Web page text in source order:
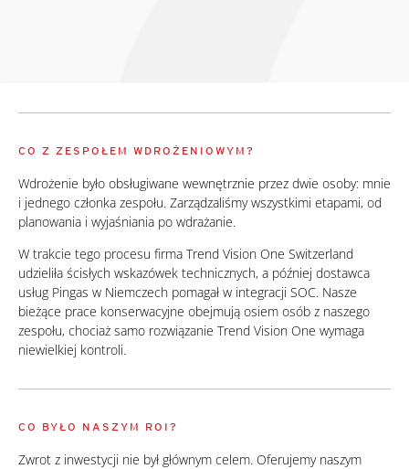
CO Z ZESPOŁEM WDROŻENIOWYM?
Wdrożenie było obsługiwane wewnętrznie przez dwie osoby: mnie
i jednego członka zespołu. Zarządzaliśmy wszystkimi etapami, od
planowania i wyjaśniania po wdrażanie.
W trakcie tego procesu firma Trend Vision One Switzerland
udzieliła ścisłych wskazówek technicznych, a później dostawca
usług Pingas w Niemczech pomagał w integracji SOC. Nasze
bieżące prace konserwacyjne obejmują osiem osób z naszego
zespołu, chociaż samo rozwiązanie Trend Vision One wymaga
niewielkiej kontroli.
CO BYŁO NASZYM ROI?
Zwrot z inwestycji nie był głównym celem. Oferujemy naszym